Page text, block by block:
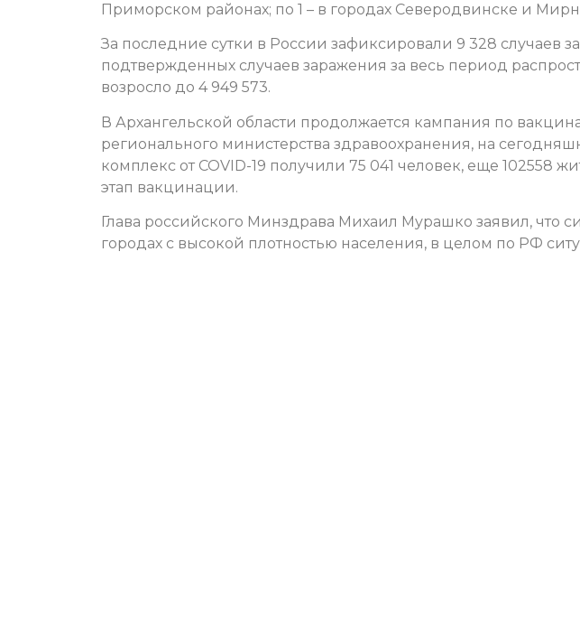
Приморском районах; по 1 – в городах Северодвинске и
За последние сутки в России зафиксировали 9 328 случаев
подтвержденных случаев заражения за весь период
возросло до 4 949 573.
В Архангельской области продолжается кампания по
регионального министерства здравоохранения, на
комплекс от COVID-19 получили 75 041 человек, еще 102558
этап вакцинации.
Глава российского Минздрава Михаил Мурашко заявил, что
городах с высокой плотностью населения, в целом по РФ